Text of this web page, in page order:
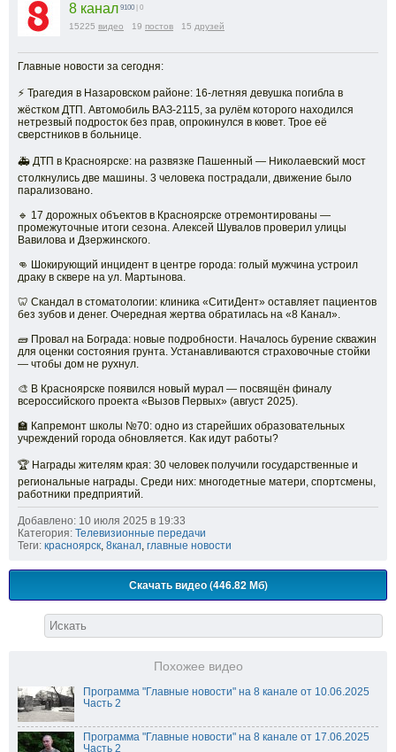
8 канал 9100 | 0
15225 видео 19 постов 15 друзей
Главные новости за сегодня:
⚡️ Трагедия в Назаровском районе: 16-летняя девушка погибла в
жёстком ДТП. Автомобиль ВАЗ-2115, за рулём которого находился
нетрезвый подросток без прав, опрокинулся в кювет. Трое её
сверстников в больнице.
🚑 ДТП в Красноярске: на развязке Пашенный — Николаевский мост
столкнулись две машины. 3 человека пострадали, движение было
парализовано.
🔹 17 дорожных объектов в Красноярске отремонтированы —
промежуточные итоги сезона. Алексей Шувалов проверил улицы
Вавилова и Дзержинского.
👊 Шокирующий инцидент в центре города: голый мужчина устроил
драку в сквере на ул. Мартынова.
🦷 Скандал в стоматологии: клиника «СитиДент» оставляет пациентов
без зубов и денег. Очередная жертва обратилась на «8 Канал».
🧱 Провал на Бограда: новые подробности. Началось бурение скважин
для оценки состояния грунта. Устанавливаются страховочные стойки
— чтобы дом не рухнул.
🎨 В Красноярске появился новый мурал — посвящён финалу
всероссийского проекта «Вызов Первых» (август 2025).
🏫 Капремонт школы №70: одно из старейших образовательных
учреждений города обновляется. Как идут работы?
🏆 Награды жителям края: 30 человек получили государственные и
региональные награды. Среди них: многодетные матери, спортсмены,
работники предприятий.
Добавлено: 10 июля 2025 в 19:33
Категория: Телевизионные передачи
Теги: красноярск, 8канал, главные новости
Скачать видео (446.82 Мб)
Похожее видео
Программа "Главные новости" на 8 канале от 10.06.2025
Часть 2
Программа "Главные новости" на 8 канале от 17.06.2025
Часть 2